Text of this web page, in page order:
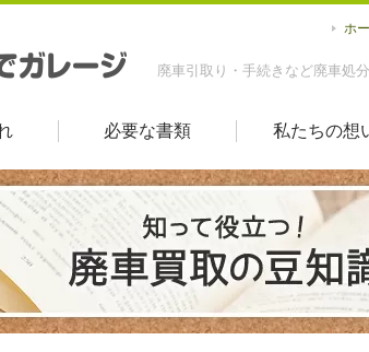
廃車引取り・手続きなど廃車処
ホ
必要な書類 私たちの想